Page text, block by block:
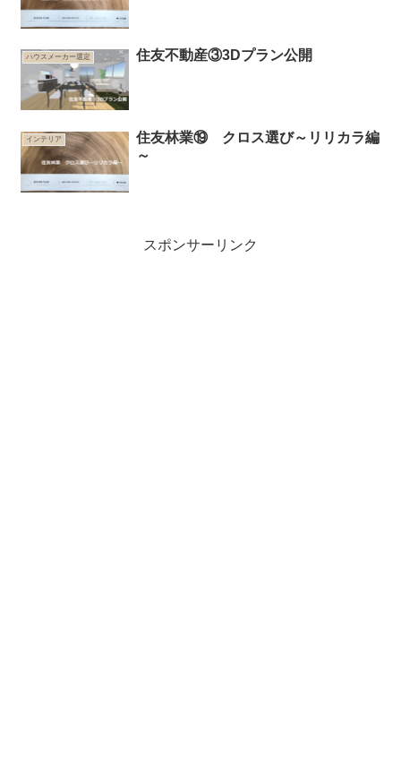
ハウスメーカー選定 住友不動産③3Dプラン公開
インテリア
住友林業⑲ クロス選び～リリカラ編
～
スポンサーリンク